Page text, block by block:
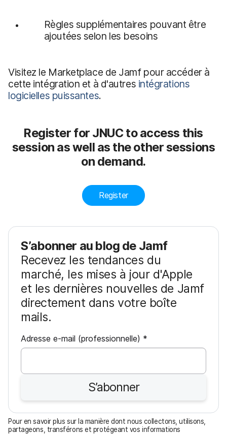
Règles supplémentaires pouvant être
ajoutées selon les besoins
Visitez le Marketplace de Jamf pour accéder à
cette intégration et à d'autres intégrations
logicielles puissantes.
Register for JNUC to access this
session as well as the other sessions
on demand.
Register
S’abonner au blog de Jamf
Recevez les tendances du
marché, les mises à jour d'Apple
et les dernières nouvelles de Jamf
directement dans votre boîte
mails.
Adresse e-mail (professionnelle) *O
b
i
a
t
o
S’abonner
Pour en savoir plus sur la manière dont nous collectons, utilisons,
partageons, transférons et protégeant vos informations